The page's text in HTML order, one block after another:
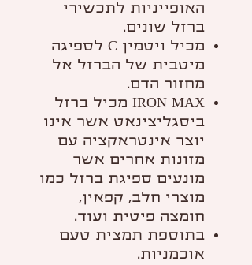
האופייניות לתכשירי
ברזל שונים.
מכיל ויטמין C לספיגה
מיטבית של הברזל אל
מחזור הדם.
IRON MAX מכיל ברזל
ביסגליצינאט אשר אינו
יוצר אינטראקציה עם
מזונות אחרים אשר
מונעים ספיגת ברזל כמו
מוצרי חלב, קפאין,
חומצה פיטית ועוד.
בתוספת תמצית טעם
אוכמניות.